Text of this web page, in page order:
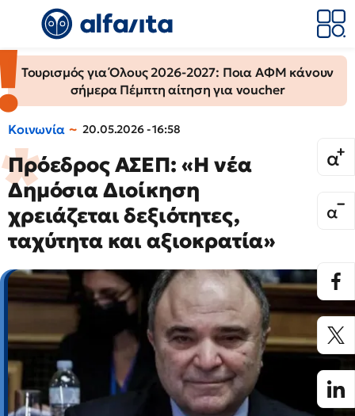
Τουρισμός για Όλους 2026-2027: Ποια ΑΦΜ κάνουν
σήμερα Πέμπτη αίτηση για voucher
Κοινωνία 20.05.2026 - 16:58
Πρόεδρος ΑΣΕΠ: «Η νέα
Δημόσια Διοίκηση
χρειάζεται δεξιότητες,
ταχύτητα και αξιοκρατία»